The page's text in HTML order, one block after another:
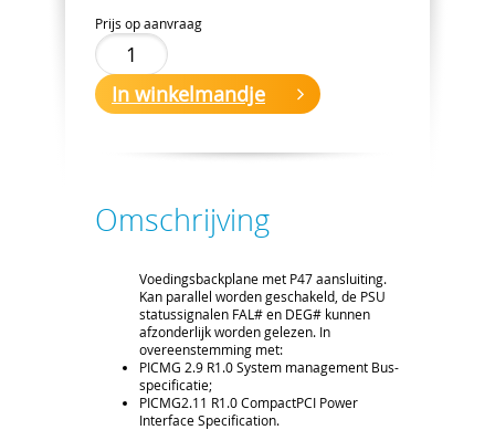
Prijs op aanvraag
In winkelmandje
Omschrijving
Voedingsbackplane met P47 aansluiting.
Kan parallel worden geschakeld, de PSU
statussignalen FAL# en DEG# kunnen
afzonderlijk worden gelezen. In
overeenstemming met:
PICMG 2.9 R1.0 System management Bus-
specificatie;
PICMG2.11 R1.0 CompactPCI Power
Interface Specification.